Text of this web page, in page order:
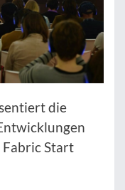
die
Start